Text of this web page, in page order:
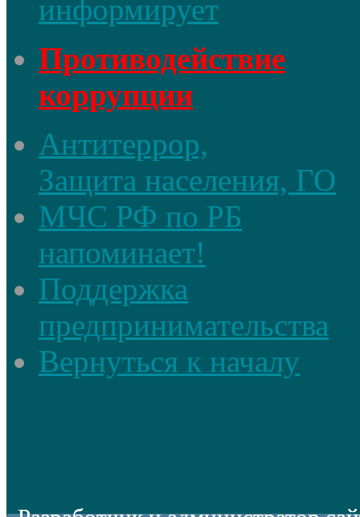
информирует
Противодействие
коррупции
Антитеррор,
Защита населения, ГО
МЧС РФ по РБ
напоминает!
Поддержка
предпринимательства
Вернуться к началу